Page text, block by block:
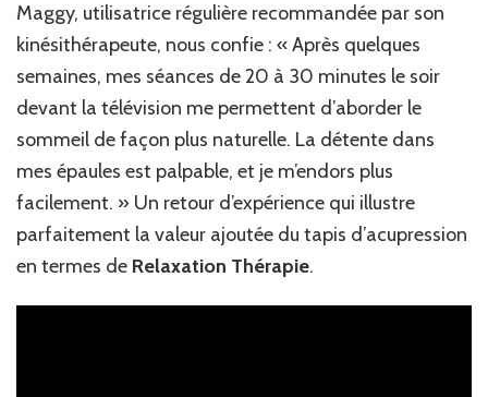
Maggy, utilisatrice régulière recommandée par son
kinésithérapeute, nous confie : « Après quelques
semaines, mes séances de 20 à 30 minutes le soir
devant la télévision me permettent d’aborder le
sommeil de façon plus naturelle. La détente dans
mes épaules est palpable, et je m’endors plus
facilement. » Un retour d’expérience qui illustre
parfaitement la valeur ajoutée du tapis d’acupression
en termes de Relaxation Thérapie.